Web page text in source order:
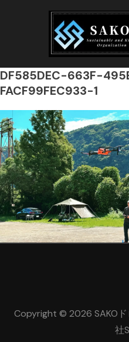
DF585DEC-663F-
FACF99FEC933-1
Copyright © 2026 SAKO
社